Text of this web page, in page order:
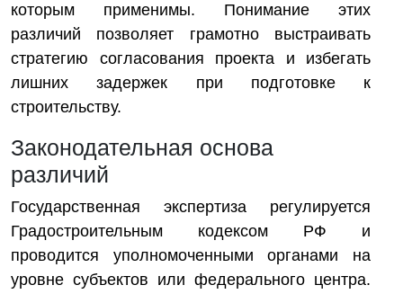
которым применимы. Понимание этих
различий позволяет грамотно выстраивать
стратегию согласования проекта и избегать
лишних задержек при подготовке к
строительству.
Законодательная основа
различий
Государственная экспертиза регулируется
Градостроительным кодексом РФ и
проводится уполномоченными органами на
уровне субъектов или федерального центра.